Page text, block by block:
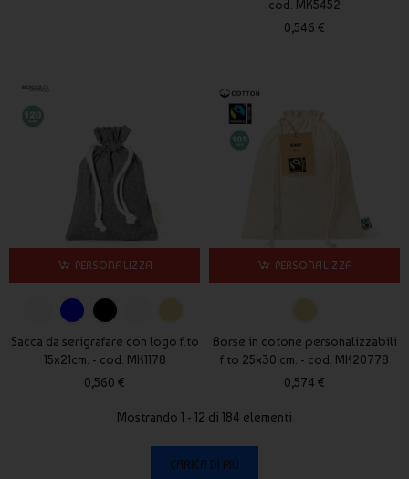
cod. MK5452
0,546 €
PERSONALIZZA
Sacca da serigrafare con logo f.to
15x21cm. - cod. MK1178
0,560 €
PERSONALIZZA
Borse in cotone personalizzabili
f.to 25x30 cm. - cod. MK20778
0,574 €
Mostrando 1 - 12 di 184 elementi
CARICA DI PIÙ